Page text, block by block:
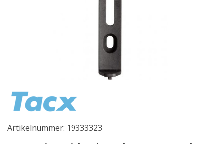
Artikelnummer: 19333323